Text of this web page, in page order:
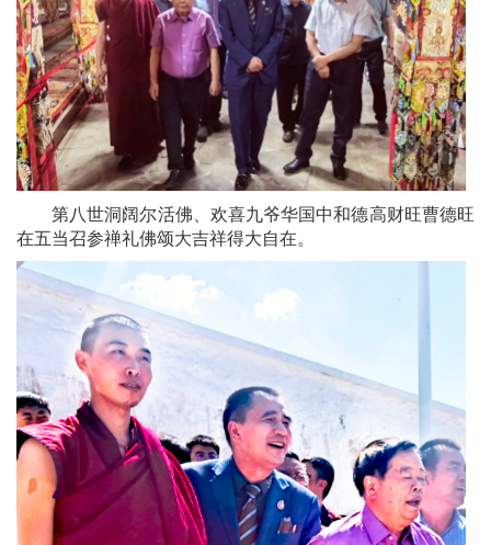
第八世洞阔尔活佛、欢喜九爷华国中和德高财旺曹德旺
在五当召参禅礼佛颂大吉祥得大自在。